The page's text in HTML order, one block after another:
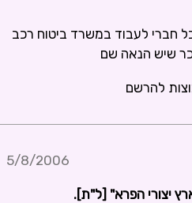
חברי לעבוד במשרד ביטוח רכב
שיש הנאה שם
להרשם
5/8/2006
יצורי הפרא" [ל"ת].